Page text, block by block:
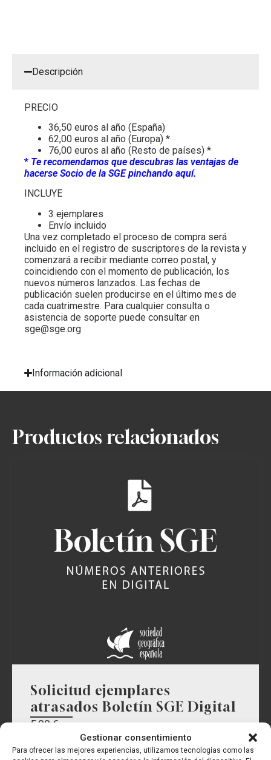
Gestionar consentimiento
Para ofrecer las mejores experiencias, utilizamos tecnologías como las
Descripción
PRECIO
36,50 euros al año (España)
62,00 euros al año (Europa) *
76,00 euros al año (Resto de países) *
* Te recomendamos que descubras las ventajas de
hacerse Socio de la SGE pinchando aquí.
INCLUYE
3 ejemplares
Envío incluido
Una vez completado el proceso de compra será
incluido en el registro de suscriptores de la revista y
comenzará a recibir mediante correo postal, y
coincidiendo con el momento de publicación, los
nuevos números lanzados. Las fechas de
publicación suelen producirse en el último mes de
cada cuatrimestre. Para cualquier consulta o
asistencia de soporte puede consultar en
sge@sge.org
Información adicional
Productos relacionados
Solicitud ejemplares
atrasados Boletín SGE Digital
5,00€
VER PRODUCTO